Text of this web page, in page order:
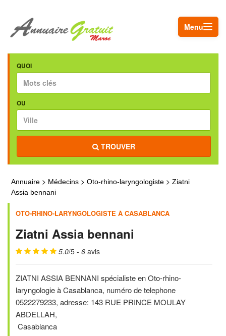
Menu
QUOI
OU
TROUVER
Annuaire > Médecins > Oto-rhino-laryngologiste > Ziatni
Assia bennani
OTO-RHINO-LARYNGOLOGISTE À CASABLANCA
Ziatni Assia bennani
5.0/5 - 6 avis
ZIATNI ASSIA BENNANI spécialiste en Oto-rhino-
laryngologie à Casablanca, numéro de telephone
0522279233, adresse: 143 RUE PRINCE MOULAY
ABDELLAH,
Casablanca